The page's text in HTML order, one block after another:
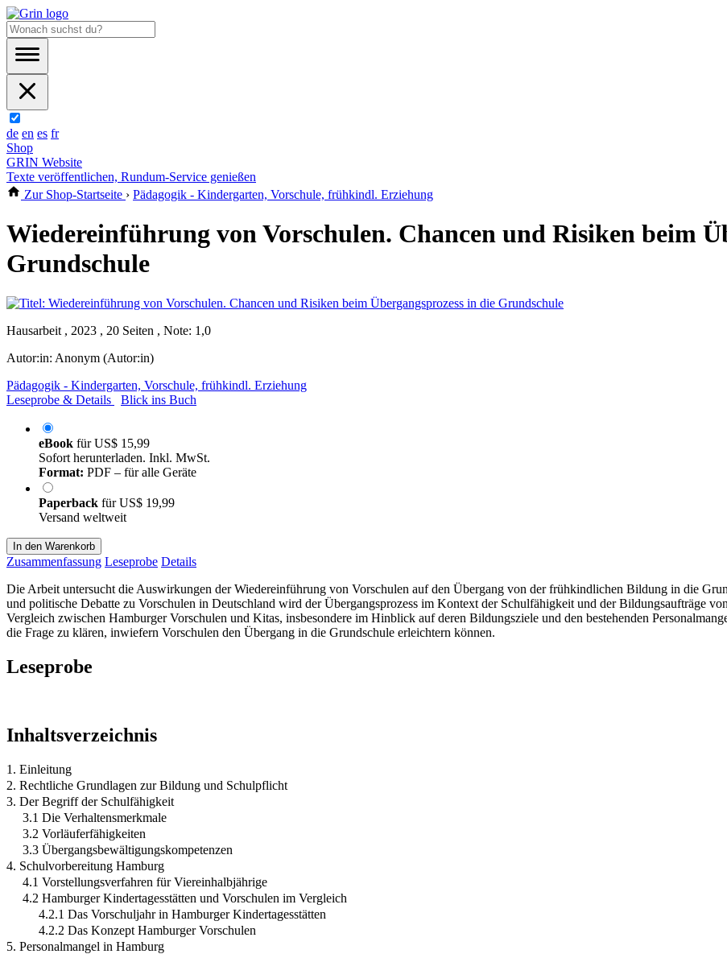
de en es fr
Shop
GRIN Website
Texte veröffentlichen, Rundum-Service genießen
Zur Shop-Startseite › Pädagogik - Kindergarten, Vorschule, frühkindl. Erziehung
Wiedereinführung von Vorschulen. Chancen und Risiken beim
Grundschule
Hausarbeit , 2023 , 20 Seiten , Note: 1,0
Autor:in: Anonym (Autor:in)
Pädagogik - Kindergarten, Vorschule, frühkindl. Erziehung
Leseprobe & Details
Blick ins Buch
eBook fürUS$ 15,99
Sofort herunterladen. Inkl. MwSt.
Format: PDF – für alle Geräte
Paperback fürUS$ 19,99
Versand weltweit
In den Warenkorb
Zusammenfassung Leseprobe Details
Die Arbeit untersucht die Auswirkungen der Wiedereinführung von Vorschulen auf den Übergang von der frühkindlichen Bildung in die
und politische Debatte zu Vorschulen in Deutschland wird der Übergangsprozess im Kontext der Schulfähigkeit und der Bildungsaufträge
Vergleich zwischen Hamburger Vorschulen und Kitas, insbesondere im Hinblick auf deren Bildungsziele und den bestehenden
die Frage zu klären, inwiefern Vorschulen den Übergang in die Grundschule erleichtern können.
Leseprobe
Inhaltsverzeichnis
1. Einleitung
2. Rechtliche Grundlagen zur Bildung und Schulpflicht
3. Der Begriff der Schulfähigkeit
3.1 Die Verhaltensmerkmale
3.2 Vorläuferfähigkeiten
3.3 Übergangsbewältigungskompetenzen
4. Schulvorbereitung Hamburg
4.1 Vorstellungsverfahren für Viereinhalbjährige
4.2 Hamburger Kindertagesstätten und Vorschulen im Vergleich
4.2.1 Das Vorschuljahr in Hamburger Kindertagesstätten
4.2.2 Das Konzept Hamburger Vorschulen
5. Personalmangel in Hamburg